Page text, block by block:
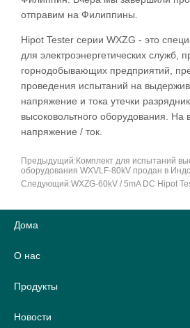
Предыдущий:Комплект для испытаний
оборудования WXVLF-80kV продан в
Следующий:WXZG-60kV / 5mA DC Hipot
Дома
О нас
Продукты
Новости